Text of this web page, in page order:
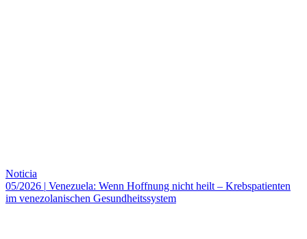
Noticia
05/2026 | Venezuela: Wenn Hoffnung nicht heilt – Krebspatienten
im venezolanischen Gesundheitssystem